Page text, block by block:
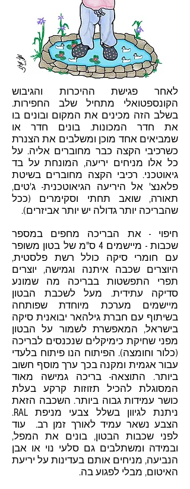
לאחר פגישת ההיכרות והגיבוש
הקונספטואלי מתחיל שלב החפירות.
בשלב הזה מכינים את המקום ובונים בו
את חדר המכונות. בונים חדר או
שמביאים אחד מוכן ומשלבים את הצנרת
כשרכיבי הקצה כבר מחוברים אליה. על
כל אלו מניחים יריעה, המונחת על בד
גיאוטכני. רכיבי הקצה מחוברים בשיטת
פלאנצ' אל היריעה הגיאוטכנית- ג'טים,
תאורה, שואב תחתי וסקימרים (ככל
שהבריכה יותר גדולה יש יותר אביזרים).
חיפוי - את הבריכה מחפים במספר
שכבות - מיישמים 4 ס"מ של בטון משופר
עם חומרי סיקה כולל רשת פלסטית,
היוצרים שכבה איתנה וגמישה, יוצרים
תפרי התפשטות בבריכה מה שמונע
סדיקה עתידית. מעל לשכבת הבטון
מיישמים מערכת מיוחדת שפותחה
בשיתוף עם חברת גילהאר יבואנית סיקה
בישראל, המאפשרת לשמור על הבטון
מפני שחיקת כימיקלים שנכנסים לבריכה
(כלור וחומצה). הפיתוח הנו פיתוח בלעדי
עבור אגמית ומקנה בכך ערך מוסף חשוב
ביותר. התוצאה- בריכה גמישה מאוד
המסוגלת להכיל תזוזות קרקע בעלת
כושר עמידות גבוה ביותר. השכבה הזאת
ניתנת לגיוון בשלל צבעי מניפת RAL.
הצבע נשאר עמיד לאורך זמן רב. עוד
לפני שכבות הבטון, בונים את המפל,
ובמידה ומשתלבים גם סלעי נוי או אבן
הנביעה, מניחים אותם בעדינות על יריעת
האיטום, מבלי לפגוע בה.